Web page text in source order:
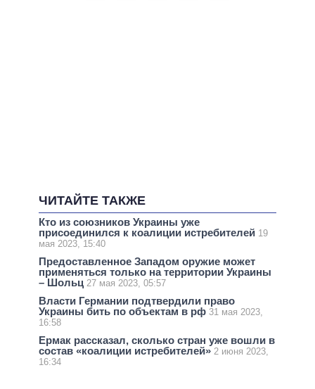
ЧИТАЙТЕ ТАКЖЕ
Кто из союзников Украины уже
присоединился к коалиции истребителей 19
мая 2023, 15:40
Предоставленное Западом оружие может
применяться только на территории Украины
– Шольц 27 мая 2023, 05:57
Власти Германии подтвердили право
Украины бить по объектам в рф 31 мая 2023,
16:58
Ермак рассказал, сколько стран уже вошли в
состав «коалиции истребителей» 2 июня 2023,
16:34